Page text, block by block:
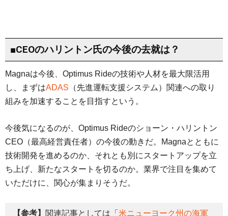
■CEOのハリントン氏の今後の去就は？
Magnaは今後、Optimus Rideの技術や人材を最大限活用
し、まずはADAS （先進運転支援システム）関連への取り
組みを加速することを目指すという。
今後気になるのが、Optimus Rideのショーン・ハリントン
CEO（最高経営責任者）の今後の動きだ。Magnaとともに
技術開発を進めるのか、それとも別にスタートアップを立
ち上げ、新たなスタートを切るのか。業界で注目を集めて
いただけに、関心が集まりそうだ。
【参考】 関連記事としては「 米ニューヨーク州の海軍